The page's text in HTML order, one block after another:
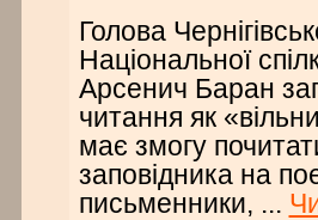
Голова
Національної
Арсенич Баран
читання як
має змогу
заповідника на
письменники, ...